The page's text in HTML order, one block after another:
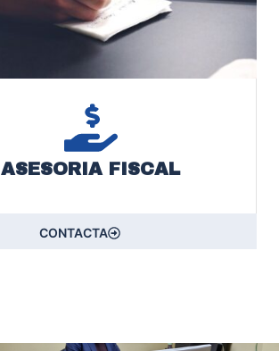
ASESORIA FISCAL
CONTACTA